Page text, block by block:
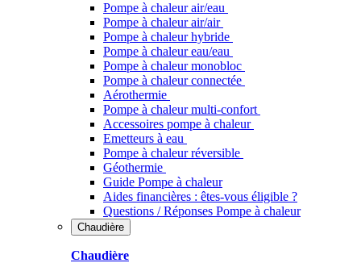
Pompe à chaleur air/eau
Pompe à chaleur air/air
Pompe à chaleur hybride
Pompe à chaleur​ eau/eau
Pompe à chaleur monobloc
Pompe à chaleur connectée
Aérothermie
Pompe à chaleur multi-confort
Accessoires pompe à chaleur
Emetteurs à eau
Pompe à chaleur réversible
Géothermie
Guide Pompe à chaleur
Aides financières : êtes-vous éligible ?
Questions / Réponses Pompe à chaleur
Chaudière
Chaudière